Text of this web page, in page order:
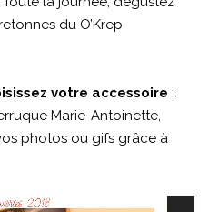
du O’Krep
votre accessoire :
Marie-Antoinette,
photos ou gifs grâce à